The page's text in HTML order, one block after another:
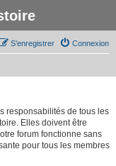
Connexion
S’enregistrer
responsabilités de tous les
Elles doivent être
forum fonctionne sans
pour tous les membres